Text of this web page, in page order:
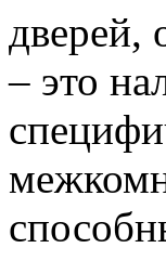
дверей,
– это